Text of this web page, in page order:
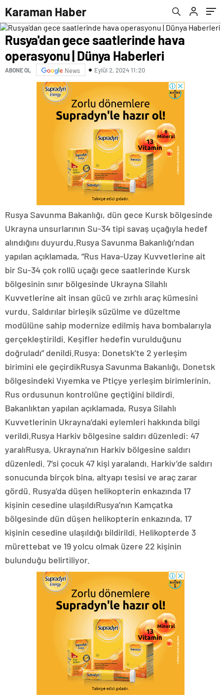
Karaman Haber
Rusya'dan gece saatlerinde hava
operasyonu | Dünya Haberleri
ABONE OL News Eylül 2, 2024 11:20
Rusya Savunma Bakanlığı, dün gece Kursk bölgesinde
Ukrayna unsurlarının Su-34 tipi savaş uçağıyla hedef
alındığını duyurdu.Rusya Savunma Bakanlığı’ndan
yapılan açıklamada, “Rus Hava-Uzay Kuvvetlerine ait
bir Su-34 çok rollü uçağı gece saatlerinde Kursk
bölgesinin sınır bölgesinde Ukrayna Silahlı
Kuvvetlerine ait insan gücü ve zırhlı araç kümesini
vurdu. Saldırılar birleşik süzülme ve düzeltme
modülüne sahip modernize edilmiş hava bombalarıyla
gerçekleştirildi. Keşifler hedefin vurulduğunu
doğruladı” denildi.Rusya: Donetsk’te 2 yerleşim
birimini ele geçirdikRusya Savunma Bakanlığı, Donetsk
bölgesindeki Vıyemka ve Ptiçye yerleşim birimlerinin,
Rus ordusunun kontrolüne geçtiğini bildirdi.
Bakanlıktan yapılan açıklamada, Rusya Silahlı
Kuvvetlerinin Ukrayna’daki eylemleri hakkında bilgi
verildi.Rusya Harkiv bölgesine saldırı düzenledi: 47
yaralıRusya, Ukrayna’nın Harkiv bölgesine saldırı
düzenledi. 7’si çocuk 47 kişi yaralandı. Harkiv’de saldırı
sonucunda birçok bina, altyapı tesisi ve araç zarar
gördü. Rusya’da düşen helikopterin enkazında 17
kişinin cesedine ulaşıldıRusya’nın Kamçatka
bölgesinde dün düşen helikopterin enkazında, 17
kişinin cesedine ulaşıldığı bildirildi. Helikopterde 3
mürettebat ve 19 yolcu olmak üzere 22 kişinin
bulunduğu belirtiliyor.